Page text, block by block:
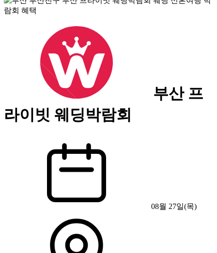
부산 프
라이빗 웨딩박람회
08월 27일(목)